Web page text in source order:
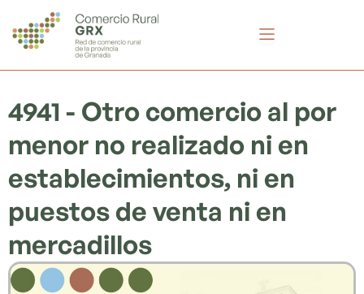
contenido
4941 - Otro comercio al por
menor no realizado ni en
establecimientos, ni en
puestos de venta ni en
mercadillos